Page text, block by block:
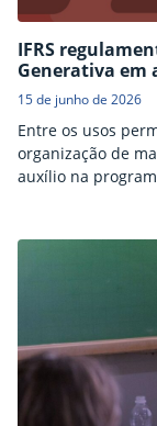
IFRS
Generativa em
15 de junho de 2026
Entre os usos
organização de
auxílio na
ético,
acompanhando